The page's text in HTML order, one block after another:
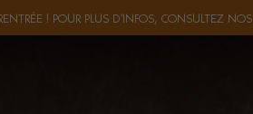
! POUR PLUS D’INFOS, CONSULTEZ NOS